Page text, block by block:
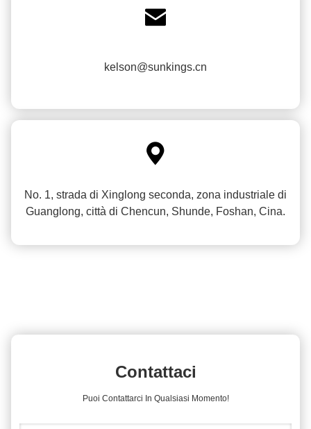

kelson@sunkings.cn

No. 1, strada di Xinglong seconda, zona industriale di
Guanglong, città di Chencun, Shunde, Foshan, Cina.
Contattaci
Puoi Contattarci In Qualsiasi Momento!